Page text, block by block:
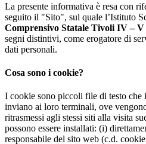
La presente informativa è resa con
seguito il "Sito", sul quale l’Istituto
Comprensivo Statale Tivoli IV – V
segni distintivi, come erogatore di
dati personali.
Cosa sono i cookie?
I cookie sono piccoli file di testo
inviano ai loro terminali, ove
ritrasmessi agli stessi siti alla visita
possono essere installati: (i)
responsabile del sito web (c.d.